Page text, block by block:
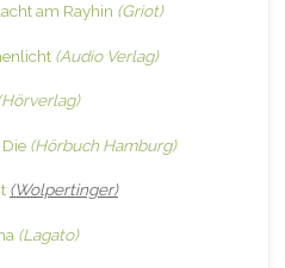
am Rayhin (Griot)
(Audio Verlag)
(Hörbuch Hamburg)
(Wolpertinger)
(Lagato)